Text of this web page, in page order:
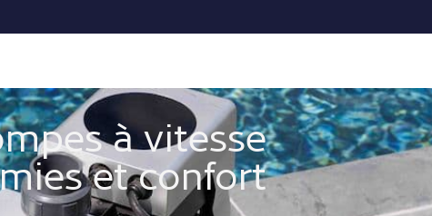
à vitesse
et confort